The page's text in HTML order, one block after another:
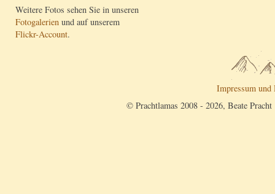
Weitere Fotos sehen Sie in unseren
Fotogalerien und auf unserem
Flickr-Account.
Impressum und
© Prachtlamas 2008 - 2026, Beate Pracht